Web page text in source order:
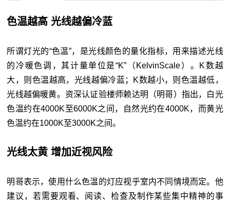
色温越高 光线越偏冷蓝
所谓灯光的“色温”，是光线颜色的量化指标，用来描述光线
的冷暖色调，其计量单位是“K”（KelvinScale）。K数越
大，则色温越高，光线越偏冷蓝；K数越小，则色温越低，
光线越偏暖黄。资深认证验楼师赖达明（明哥）指出，白光
色温约在4000K至6000K之间，自然光约在4000K，而黄光
色温约在1000K至3000K之间。
光线太黄 增加近视风险
明哥表示，使用什么色温的灯应视乎室内不同情境而定。他
建议，若需要观看、阅读、检查及制作某些集中精神的事